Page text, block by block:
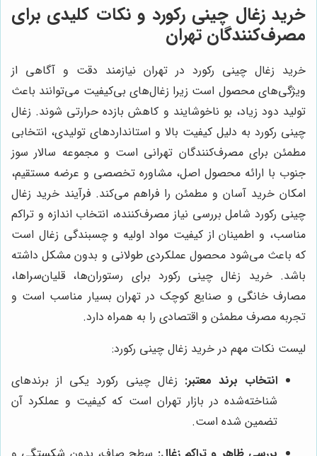
خرید زغال چینی رکورد و نکات کلیدی برای
مصرف‌کنندگان تهران
خرید زغال چینی رکورد در تهران نیازمند دقت و آگاهی از
ویژگی‌های محصول است زیرا زغال‌های بی‌کیفیت می‌توانند باعث
تولید دود زیاد، بو ناخوشایند و کاهش بازده حرارتی شوند. زغال
چینی رکورد به دلیل کیفیت بالا و استانداردهای تولیدی، انتخابی
مطمئن برای مصرف‌کنندگان تهرانی است و مجموعه سالار سوز
جنوب با ارائه محصول اصل، مشاوره تخصصی و عرضه مستقیم،
امکان خرید آسان و مطمئن را فراهم می‌کند. فرآیند خرید زغال
چینی رکورد شامل بررسی نیاز مصرف‌کننده، انتخاب اندازه و تراکم
مناسب، و اطمینان از کیفیت مواد اولیه و چسبندگی زغال است
که باعث می‌شود محصول عملکردی طولانی و بدون مشکل داشته
باشد. خرید زغال چینی رکورد برای رستوران‌ها، قلیان‌سراها،
مصارف خانگی و صنایع کوچک در تهران بسیار مناسب است و
تجربه مصرف مطمئن و اقتصادی را به همراه دارد.
لیست نکات مهم در خرید زغال چینی رکورد:
انتخاب برند معتبر: زغال چینی رکورد یکی از برندهای
شناخته‌شده در بازار تهران است که کیفیت و عملکرد آن
تضمین شده است.